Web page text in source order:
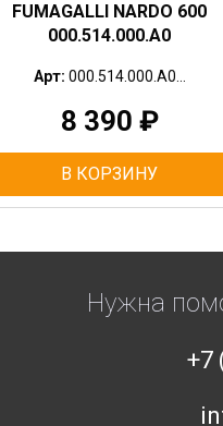
FUMAGALLI NARDO 600
000.514.000.A0
Арт: 000.514.000.A0...
8 390 ₽
В КОРЗИНУ
Нужна
+7